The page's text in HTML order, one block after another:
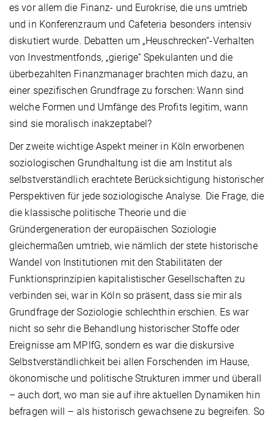
es vor allem die Finanz- und Eurokrise, die uns umtrieb
und in Konferenzraum und Cafeteria besonders intensiv
diskutiert wurde. Debatten um „Heuschrecken“-Verhalten
von Investmentfonds, „gierige“ Spekulanten und die
überbezahlten Finanzmanager brachten mich dazu, an
einer spezifischen Grundfrage zu forschen: Wann sind
welche Formen und Umfänge des Profits legitim, wann
sind sie moralisch inakzeptabel?
Der zweite wichtige Aspekt meiner in Köln erworbenen
soziologischen Grundhaltung ist die am Institut als
selbstverständlich erachtete Berücksichtigung historischer
Perspektiven für jede soziologische Analyse. Die Frage, die
die klassische politische Theorie und die
Gründergeneration der europäischen Soziologie
gleichermaßen umtrieb, wie nämlich der stete historische
Wandel von Institutionen mit den Stabilitäten der
Funktionsprinzipien kapitalistischer Gesellschaften zu
verbinden sei, war in Köln so präsent, dass sie mir als
Grundfrage der Soziologie schlechthin erschien. Es war
nicht so sehr die Behandlung historischer Stoffe oder
Ereignisse am MPIfG, sondern es war die diskursive
Selbstverständlichkeit bei allen Forschenden im Hause,
ökonomische und politische Strukturen immer und überall
– auch dort, wo man sie auf ihre aktuellen Dynamiken hin
befragen will – als historisch gewachsene zu begreifen. So